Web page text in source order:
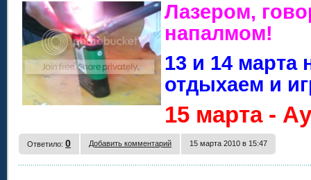
Лазером,
напалмом!
13 и 14 марта
отдыхаем и
15 марта -
Ответило: 0 Добавить комментарий 15 марта 2010 в 15:47